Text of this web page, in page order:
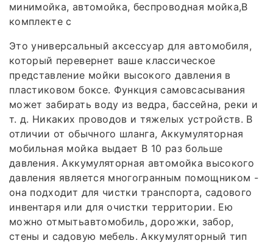
минимойка, автомойка, беспроводная мойка,В
комплекте с
Это универсальный аксессуар для автомобиля,
который перевернет ваше классическое
представление мойки высокого давления в
пластиковом боксе. Функция самовсасывания
может забирать воду из ведра, бассейна, реки и
т. д. Никаких проводов и тяжелых устройств. В
отличии от обычного шланга, Аккумуляторная
мобильная мойка выдает В 10 раз больше
давления. Аккумуляторная автомойка высокого
давления является многогранным помощником -
она подходит для чистки транспорта, садового
инвентаря или для очистки территории. Ею
можно отмытьавтомобиль, дорожки, забор,
стены и садовую мебель. Аккумуляторный тип